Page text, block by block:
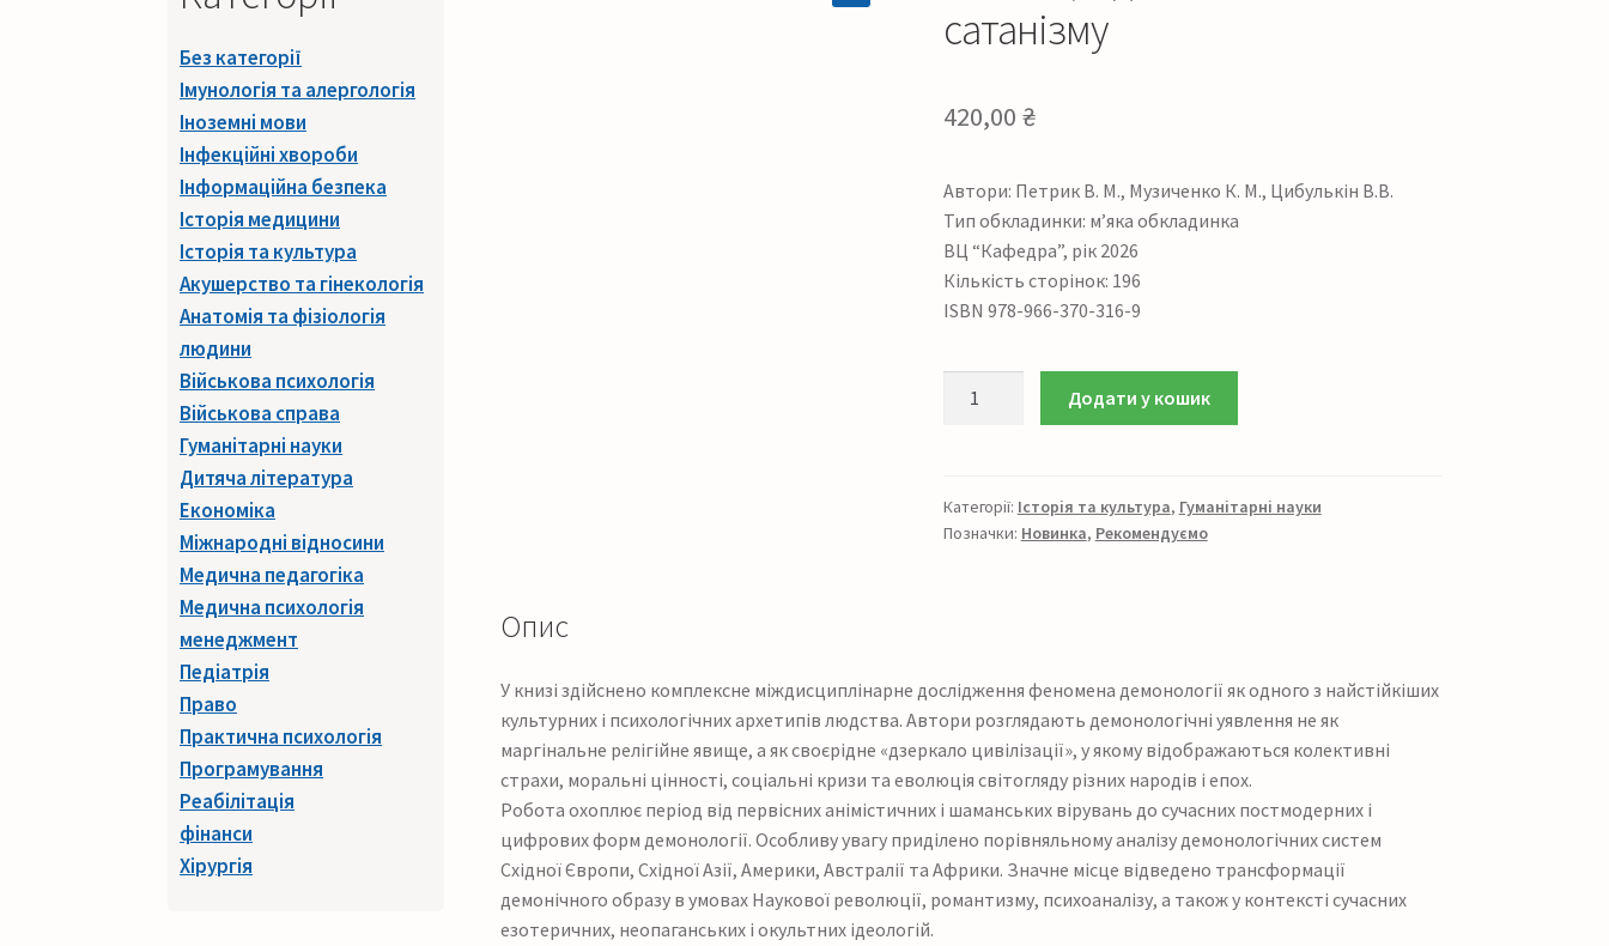
сатанізму
420,00 ₴
Автори: Петрик В. М., Музиченко К. М., Цибулькін В.В.
Тип обкладинки: м’яка обкладинка
ВЦ “Кафедра”, рік 2026
Кількість сторінок: 196
ISBN 978-966-370-316-9
кількість
Додати у кошик
Категорії: Історія та культура, Гуманітарні науки
Позначки: Новинка, Рекомендуємо
Опис
У книзі здійснено комплексне міждисциплінарне дослідження феномена демонології як одного з найстійкіших
культурних і психологічних архетипів людства. Автори розглядають демонологічні уявлення не як
маргінальне релігійне явище, а як своєрідне «дзеркало цивілізації», у якому відображаються колективні
страхи, моральні цінності, соціальні кризи та еволюція світогляду різних народів і епох.
Робота охоплює період від первісних анімістичних і шаманських вірувань до сучасних постмодерних і
цифрових форм демонології. Особливу увагу приділено порівняльному аналізу демонологічних систем
Східної Європи, Східної Азії, Америки, Австралії та Африки. Значне місце відведено трансформації
демонічного образу в умовах Наукової революції, романтизму, психоаналізу, а також у контексті сучасних
езотеричних, неопаганських і окультних ідеологій.
Без категорії
Імунологія та алергологія
Іноземні мови
Інфекційні хвороби
Інформаційна безпека
Історія медицини
Історія та культура
Акушерство та гінекологія
Анатомія та фізіологія
людини
Військова психологія
Військова справа
Гуманітарні науки
Дитяча література
Економіка
Міжнародні відносини
Медична педагогіка
Медична психологія
менеджмент
Педіатрія
Право
Практична психологія
Програмування
Реабілітація
фінанси
Хірургія